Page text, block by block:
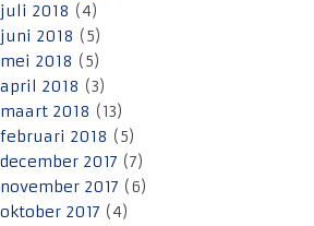
juli 2018 (4)
juni 2018 (5)
mei 2018 (5)
april 2018 (3)
maart 2018 (13)
februari 2018 (5)
december 2017 (7)
november 2017 (6)
oktober 2017 (4)